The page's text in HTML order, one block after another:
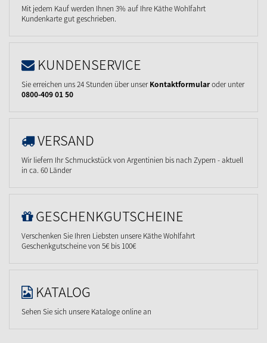
Mit jedem Kauf werden Ihnen 3% auf Ihre Käthe Wohlfahrt
Kundenkarte gut geschrieben.
KUNDENSERVICE
Sie erreichen uns 24 Stunden über unserKontaktformularoder unter
0800-409 01 50
VERSAND
Wir liefern Ihr Schmuckstück von Argentinien bis nach Zypern - aktuell
in ca. 60 Länder
GESCHENKGUTSCHEINE
Verschenken Sie Ihren Liebsten unsere Käthe Wohlfahrt
Geschenkgutscheine von 5€ bis 100€
KATALOG
Sehen Sie sich unsere Kataloge online an